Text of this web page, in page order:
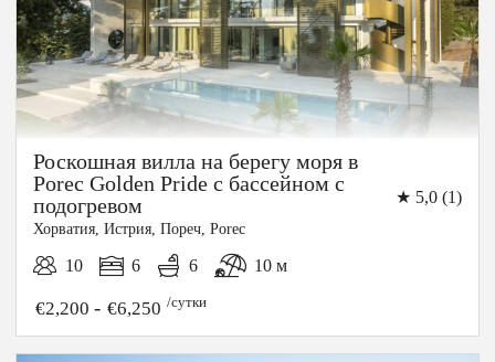
Роскошная вилла на берегу моря в
Porec Golden Pride с бассейном с
подогревом
★ 5,0 (1)
Хорватия, Истрия, Пореч, Porec
10 6 6 10 м
€2,200 - €6,250 /сутки